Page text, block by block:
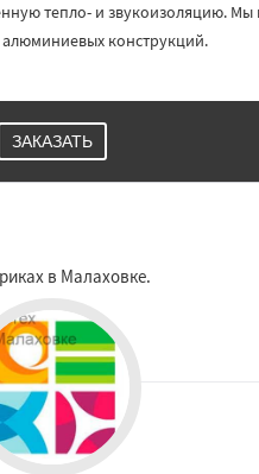
тепло- и звукоизоляцию.
алюминиевых конструкций.
ЗАКАЗАТЬ
в Малаховке.